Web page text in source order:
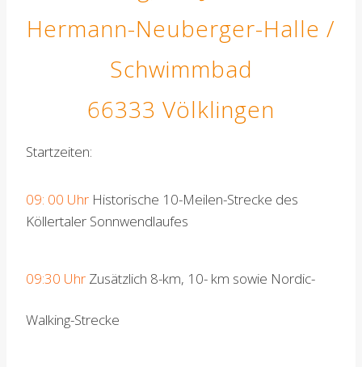
Hermann-Neuberger-Halle /
Schwimmbad
66333 Völklingen
Startzeiten:
09: 00 Uhr Historische 10-Meilen-Strecke des
Köllertaler Sonnwendlaufes
09:30 Uhr Zusätzlich 8-km, 10- km sowie Nordic-
Walking-Strecke